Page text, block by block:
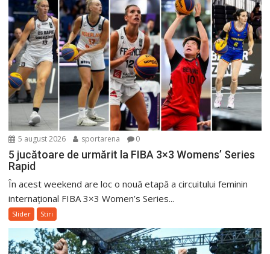
5 august 2026 sportarena 0
5 jucătoare de urmărit la FIBA 3×3 Womens’ Series
Rapid
În acest weekend are loc o nouă etapă a circuitului feminin
internațional FIBA 3×3 Women’s Series...
Slider Stiri